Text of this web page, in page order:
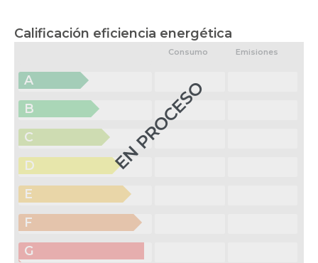
Calificación eficiencia energética
EN PROCESO
Consumo Emisiones
A
B
C
D
E
F
G